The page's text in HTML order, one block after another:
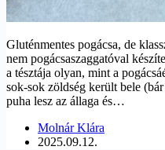
Gluténmentes pogácsa, de
nem pogácsaszaggatóval
a tésztája olyan, mint a
sok-sok zöldség került bele
puha lesz az állaga és…
Molnár Klára
2025.09.12.